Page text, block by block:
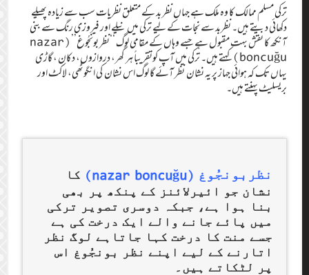
ترکی مسلم ممالک کا وہ ملک ہے جہاں نظر بد کے متعلق نظریات سب سے زیادہ پھیلے
دکھائی دیتے ہیں۔ نظربد سے نجات کے لیے ترکی میں نیلے اور فیروزی رنگ سے بنی
آنکھ کا نقش بہت مقبول ہے جسے وہاں کے مقامی لوگ ‘‘نظر بونجُوغ’’(nazar
boncuğu) کہتے ہیں۔ ترکی میں آپ کوتقریباً ہر گھر، دروازوں، دکان، گاڑی
یہاں تک کہ ہوائی جہاز پر یہ نشان نظر آئے گا لوگ اس نشان کی انگوٹھی، لاکٹ اور
بریسلیٹ پہنتے ہیں۔
نظربونجُوغ (nazar boncuğu)
کا
نشان جو ائیرلائنز کے پنکھ پر بھی
بنا ہوا ہے، جبکہ دوسری تصویر ترکی
میں پائے جانے والے ایک درخت کی ہے
جسے منت کا درخت کہا جاتاہے لوگ نظر
اتارنے کے لیے اپنے نظر بونجُوغ اس
پر لٹکاتے ہیں۔